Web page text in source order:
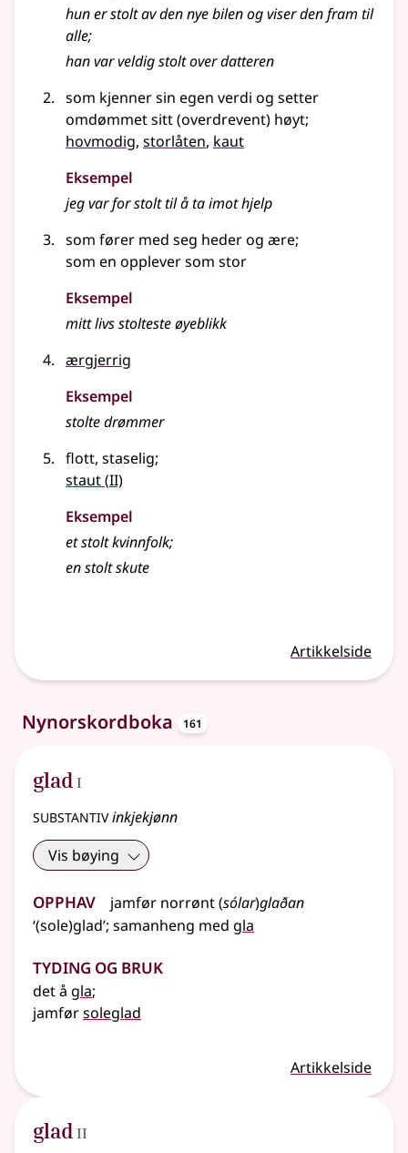
hun er stolt av den nye bilen og viser den fram til
alle;
han var veldig stolt over datteren
som kjenner sin egen verdi og setter
omdømmet sitt (overdrevent) høyt;
hovmodig, storlåten, kaut
Eksempel
jeg var forstolttil å ta imot hjelp
som fører med seg heder og ære;
som en opplever som stor
Eksempel
mitt livsstoltesteøyeblikk
ærgjerrig
Eksempel
stoltedrømmer
flott, staselig;
staut(2
II)
Eksempel
etstoltkvinnfolk;
enstoltskute
Artikkelside
Nynorskordboka 161
glad 1
I
substantivinkjekjønn
Vis bøying
Opphav jamfør norrønt(sólar)glaðan
‘(sole)glad’; samanheng med gla
Tyding og bruk
det å gla;
jamførsoleglad
Artikkelside
glad 2
II